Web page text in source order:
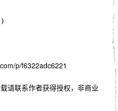
p/f6322adc6221
请联系作者获得授权，非商业